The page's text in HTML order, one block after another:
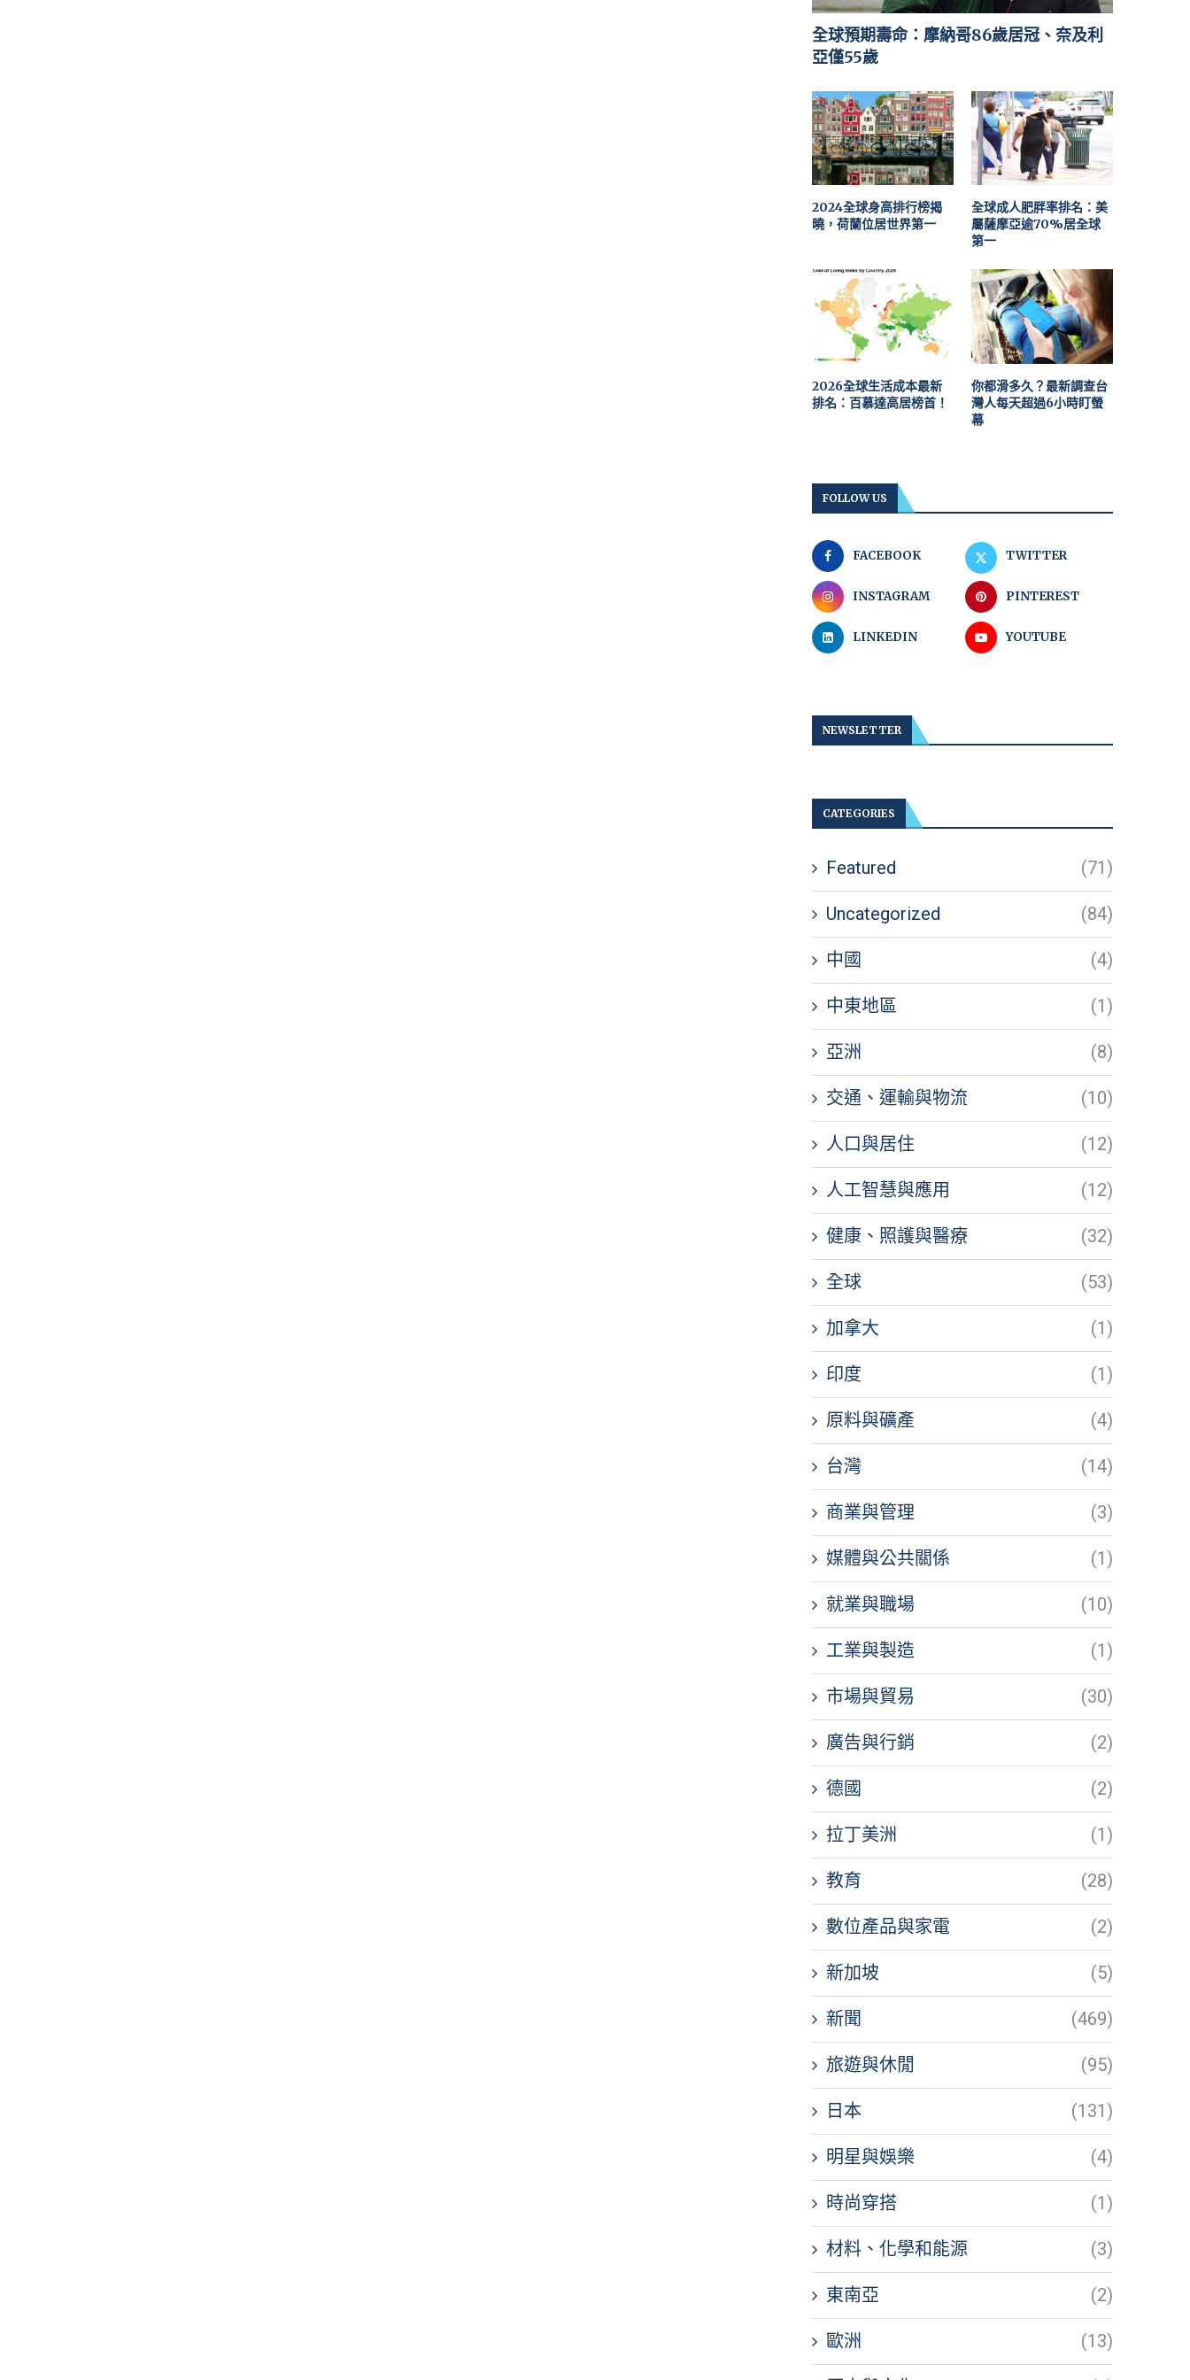
全球預期壽命：摩納哥86歲居冠、奈及利
亞僅55歲
2024全球身高排行榜揭
曉，荷蘭位居世界第一
全球成人肥胖率排名：美
屬薩摩亞逾70%居全球
第一
2026全球生活成本最新
排名：百慕達高居榜首！
你都滑多久？最新調查台
灣人每天超過6小時盯螢
幕
FOLLOW US
FACEBOOK TWITTER
INSTAGRAM PINTEREST
LINKEDIN YOUTUBE
NEWSLETTER
CATEGORIES
Featured (71)
Uncategorized (84)
中國 (4)
中東地區 (1)
亞洲 (8)
交通、運輸與物流 (10)
人口與居住 (12)
人工智慧與應用 (12)
健康、照護與醫療 (32)
全球 (53)
加拿大 (1)
印度 (1)
原料與礦產 (4)
台灣 (14)
商業與管理 (3)
媒體與公共關係 (1)
就業與職場 (10)
工業與製造 (1)
市場與貿易 (30)
廣告與行銷 (2)
德國 (2)
拉丁美洲 (1)
教育 (28)
數位產品與家電 (2)
新加坡 (5)
新聞 (469)
旅遊與休閒 (95)
日本 (131)
明星與娛樂 (4)
時尚穿搭 (1)
材料、化學和能源 (3)
東南亞 (2)
歐洲 (13)